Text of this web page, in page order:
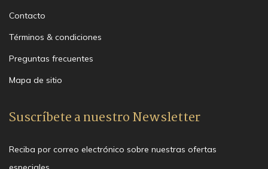
Contacto
Términos & condiciones
Preguntas frecuentes
Mapa de sitio
Suscríbete a nuestro Newsletter
Reciba por correo electrónico sobre nuestras ofertas